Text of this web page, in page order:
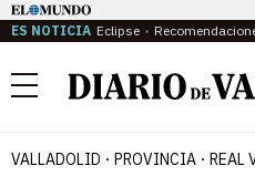
ES NOTICIA Eclipse
Menú
VALLADOLID PROVINCIA REAL